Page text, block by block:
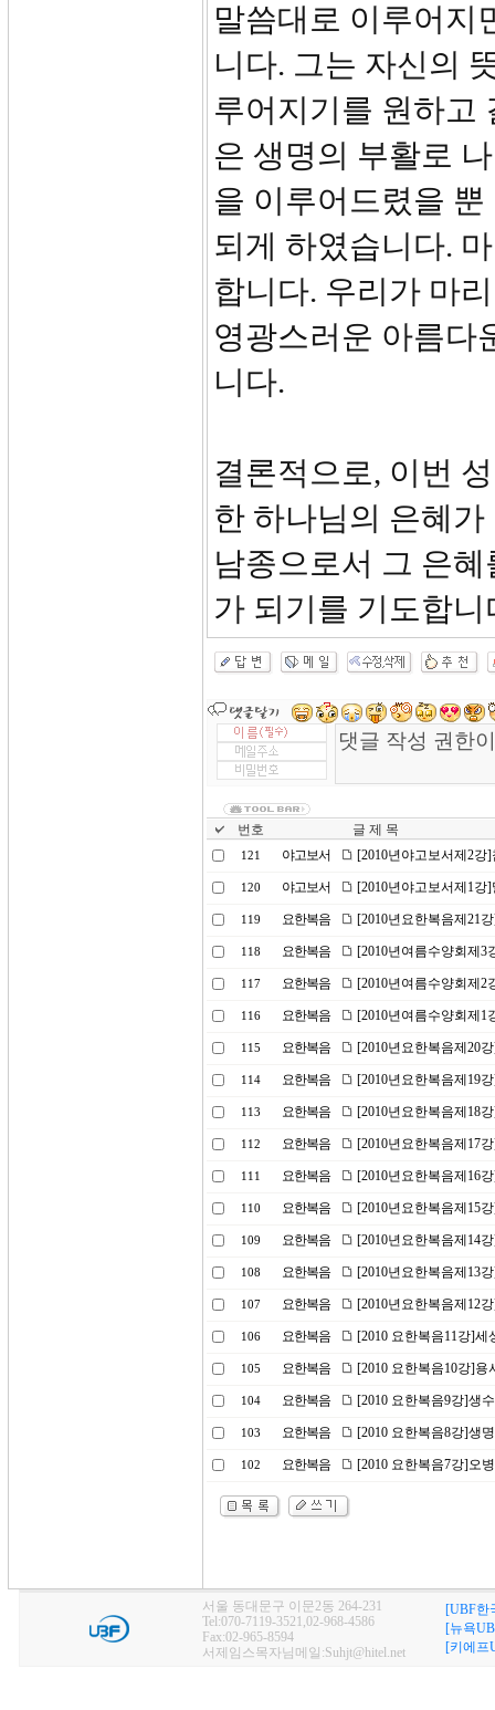
말씀대로 이루어지
니다. 그는 자신의
루어지기를 원하고
은 생명의 부활로
을 이루어드렸을
되게 하였습니다.
합니다. 우리가 마
영광스러운 아름다
니다.
결론적으로, 이번
한 하나님의 은혜
남종으로서 그 은
가 되기를 기도합니
번호 글 제 목
121 야고보서 [2010년야고보서제2강
120 야고보서 [2010년야고보서제1강
119 요한복음 [2010년요한복음제21
118 요한복음 [2010년여름수양회제3
117 요한복음 [2010년여름수양회제2
116 요한복음 [2010년여름수양회제1
115 요한복음 [2010년요한복음제20
114 요한복음 [2010년요한복음제19
113 요한복음 [2010년요한복음제18
112 요한복음 [2010년요한복음제17
111 요한복음 [2010년요한복음제16
110 요한복음 [2010년요한복음제15
109 요한복음 [2010년요한복음제14
108 요한복음 [2010년요한복음제13
107 요한복음 [2010년요한복음제12
106 요한복음 [2010 요한복음11강]세
105 요한복음 [2010 요한복음10강]용
104 요한복음 [2010 요한복음9강]생
103 요한복음 [2010 요한복음8강]생
102 요한복음 [2010 요한복음7강]오
서울 동대문구 이문2동 264-231
Tel:070-7119-3521,02-968-4586
Fax:02-965-8594
서제임스목자님메일:Suhjt@hitel.net
[UBF한
[뉴욕
[키에프